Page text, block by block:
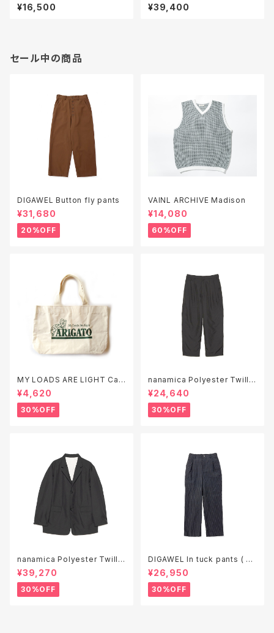
¥16,500 ¥39,400
セール中の商品
DIGAWEL Button fly pants
¥31,680
20%OFF
VAINL ARCHIVE Madison
¥14,080
60%OFF
MY LOADS ARE LIGHT Can
vas Tote Bag "ARIGATO"
¥4,620
30%OFF
nanamica Polyester Twill
Club Pants ( S26SC051 )
¥24,640
30%OFF
nanamica Polyester Twill
Club Jacket ( S26SA050 )
¥39,270
30%OFF
DIGAWEL In tuck pants ( ga
rment wash )
¥26,950
30%OFF